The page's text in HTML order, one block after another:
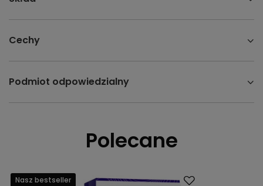
Cechy
Podmiot odpowiedzialny
Polecane
Nasz bestseller